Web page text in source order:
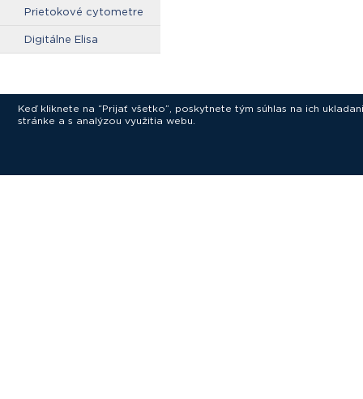
Prietokové cytometre
Digitálne Elisa
Keď kliknete na “Prijať všetko”, poskytnete tým súhlas na ich
stránke a s analýzou využitia webu.